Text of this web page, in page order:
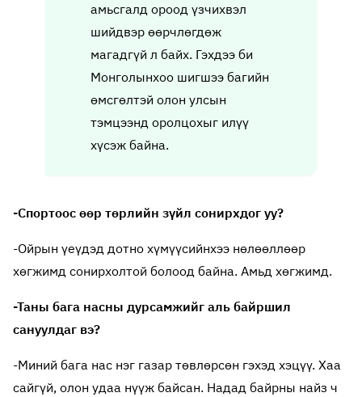
амьсгалд ороод үзчихвэл
шийдвэр өөрчлөгдөж
магадгүй л байх. Гэхдээ би
Монголынхоо шигшээ багийн
өмсгөлтэй олон улсын
тэмцээнд оролцохыг илүү
хүсэж байна.
-Спортоос өөр төрлийн зүйл сонирхдог уу?
-Ойрын үеүдэд дотно хүмүүсийнхээ нөлөөллөөр
хөгжимд сонирхолтой болоод байна. Амьд хөгжимд.
-Таны бага насны дурсамжийг аль байршил
сануулдаг вэ?
-Миний бага нас нэг газар төвлөрсөн гэхэд хэцүү. Хаа
сайгүй, олон удаа нүүж байсан. Надад байрны найз ч